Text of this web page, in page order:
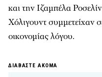
και την Ιζαμπέλα
Χόλιγουντ συμμετείχαν
οικονομίας λόγου.
ΔΙΑΒΑΣΤΕ ΑΚΟΜΑ